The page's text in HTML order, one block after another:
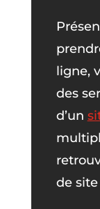
ligne,
des
d’un
de